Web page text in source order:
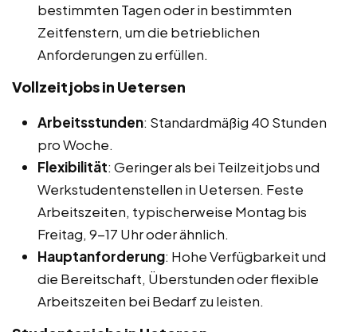
bestimmten Tagen oder in bestimmten
Zeitfenstern, um die betrieblichen
Anforderungen zu erfüllen.
Vollzeitjobs in Uetersen
Arbeitsstunden: Standardmäßig 40 Stunden
pro Woche.
Flexibilität: Geringer als bei Teilzeitjobs und
Werkstudentenstellen in Uetersen. Feste
Arbeitszeiten, typischerweise Montag bis
Freitag, 9-17 Uhr oder ähnlich.
Hauptanforderung: Hohe Verfügbarkeit und
die Bereitschaft, Überstunden oder flexible
Arbeitszeiten bei Bedarf zu leisten.